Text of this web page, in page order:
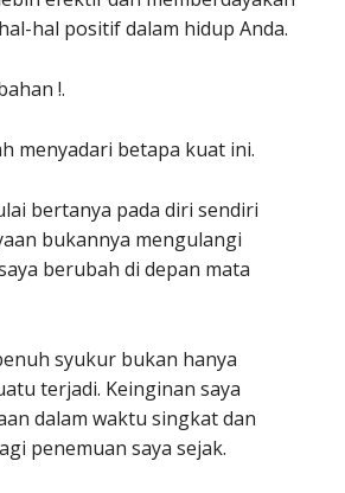
hal positif dalam hidup Anda.
!.
menyadari betapa kuat ini.
bertanya pada diri sendiri
bukannya mengulangi
berubah di depan mata
syukur bukan hanya
terjadi. Keinginan saya
dalam waktu singkat dan
penemuan saya sejak.